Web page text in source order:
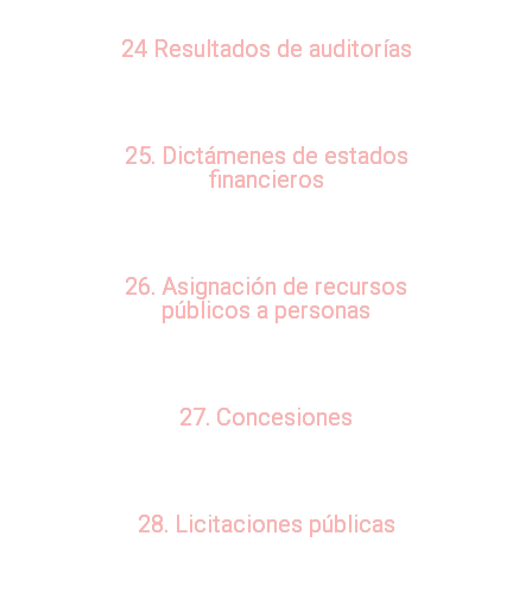
24 Resultados de auditorías
25. Dictámenes de estados
financieros
26. Asignación de recursos
públicos a personas
27. Concesiones
28. Licitaciones públicas